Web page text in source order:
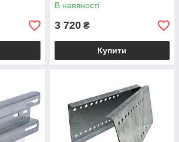
В наявності
3 720 ₴
Купити